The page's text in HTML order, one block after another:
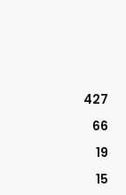
427
66
19
15